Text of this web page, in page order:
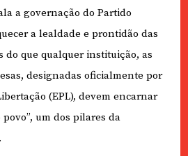
a governação do Partido
a lealdade e prontidão das
do que qualquer instituição, as
designadas oficialmente por
(EPL), devem encarnar
um dos pilares da